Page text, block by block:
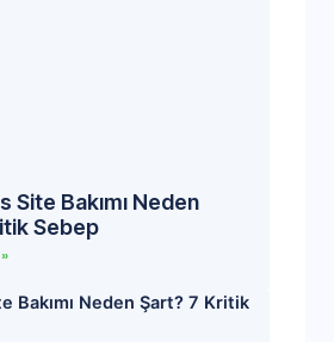
Site Bakımı Neden
Sebep